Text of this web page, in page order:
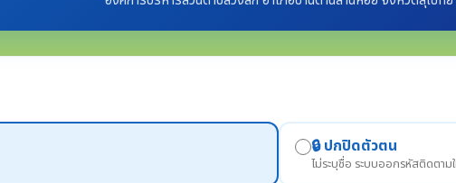
🔒 ปกปิดตัวตน
ไม่ระบุชื่อ ระบบออกรหัสติดตาม